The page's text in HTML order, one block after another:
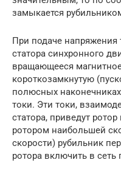
замыкается
При подаче напряжения
статора синхронного
вращающееся
короткозамкнутую
полюсных
токи. Эти токи,
статора, приведут
ротором наибольшей
скорости) рубильник
ротора включить в